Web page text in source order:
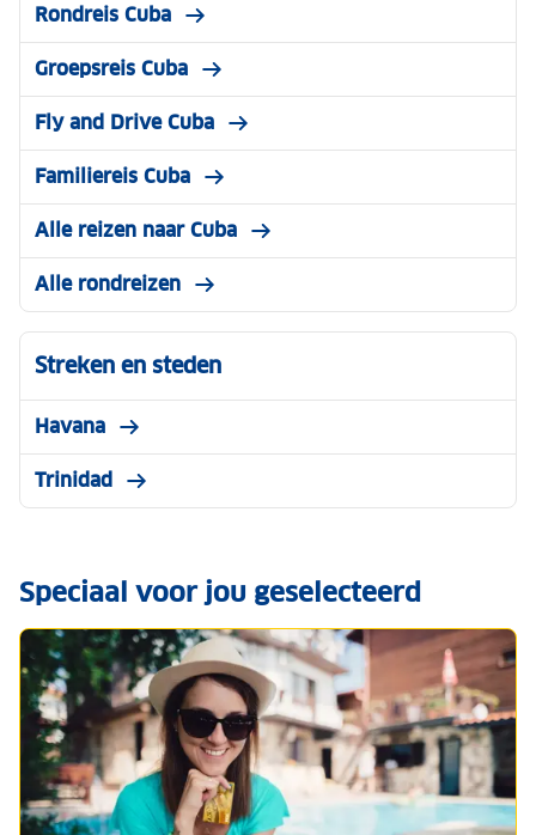
Rondreis Cuba
Groepsreis Cuba
Fly and Drive Cuba
Familiereis Cuba
Alle reizen naar Cuba
Alle rondreizen
Streken en steden
Havana
Trinidad
Speciaal voor jou geselecteerd